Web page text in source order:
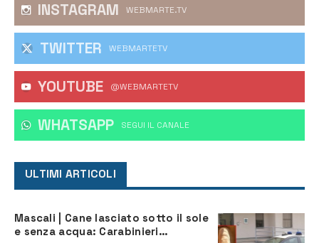
INSTAGRAM WEBMARTE.TV
TWITTER WEBMARTETV
YOUTUBE @WEBMARTETV
WHATSAPP ‎SEGUI IL CANALE
ULTIMI ARTICOLI
Mascali | Cane lasciato sotto il sole
e senza acqua: Carabinieri